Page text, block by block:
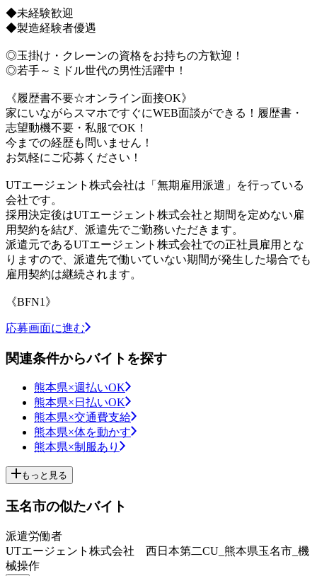
◆未経験歓迎
◆製造経験者優遇
◎玉掛け・クレーンの資格をお持ちの方歓迎！
◎若手～ミドル世代の男性活躍中！
《履歴書不要☆オンライン面接OK》
家にいながらスマホですぐにWEB面談ができる！履歴書・
志望動機不要・私服でOK！
今までの経歴も問いません！
お気軽にご応募ください！
UTエージェント株式会社は「無期雇用派遣」を行っている
会社です。
採用決定後はUTエージェント株式会社と期間を定めない雇
用契約を結び、派遣先でご勤務いただきます。
派遣元であるUTエージェント株式会社での正社員雇用とな
りますので、派遣先で働いていない期間が発生した場合でも
雇用契約は継続されます。
《BFN1》
応募画面に進む
関連条件からバイトを探す
熊本県×週払いOK
熊本県×日払いOK
熊本県×交通費支給
熊本県×体を動かす
熊本県×制服あり
もっと見る
玉名市の似たバイト
派遣労働者
UTエージェント株式会社 西日本第二CU_熊本県玉名市_機
械操作